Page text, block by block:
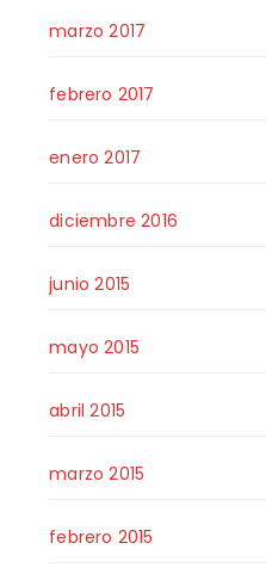
marzo 2017
febrero 2017
enero 2017
diciembre 2016
junio 2015
mayo 2015
abril 2015
marzo 2015
febrero 2015